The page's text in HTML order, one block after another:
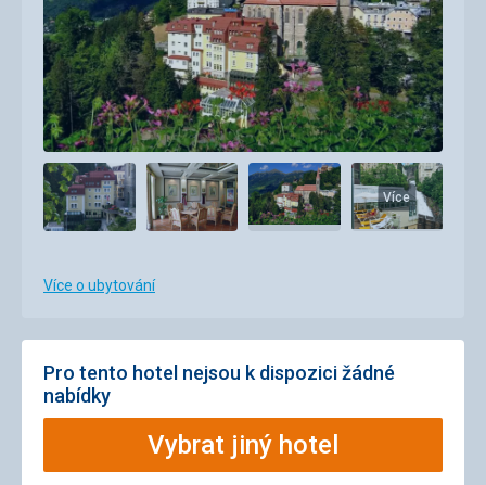
Více
Více o ubytování
Pro tento hotel nejsou k dispozici žádné
nabídky
Vybrat jiný hotel